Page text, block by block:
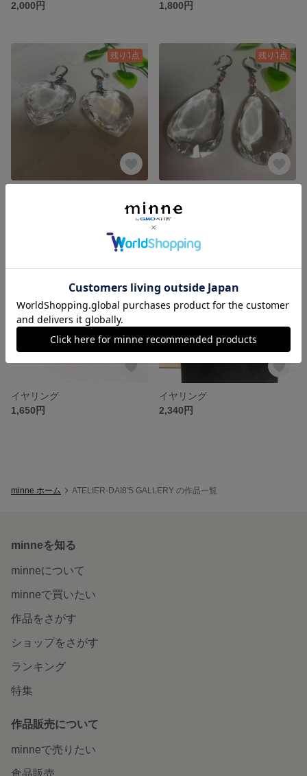
2,000円 1,800円
残り1点 残り1点
1,800円
イヤリング
1,650円
イヤリング
2,340円
minne ホーム ATELIER-DAI8'S GALLERY の作品一覧
minneを知る
minneについて
minneで買いたい
作品をさがす
ショップをさがす
ランキング
特集
作品販売について
minneで売りたい
食品販売